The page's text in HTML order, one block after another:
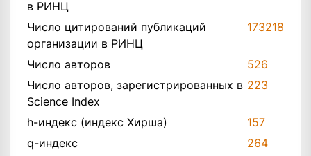
в РИНЦ
Число цитирований публикаций
организации в РИНЦ
173218
Число авторов
526
Число авторов, зарегистрированных в
Science Index
223
h-индекс (индекс Хирша)
157
q-индекс
264